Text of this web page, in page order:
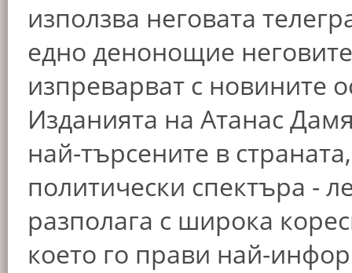
използва неговата
едно денонощие
изпреварват с новините
Изданията на Атанас
най-търсените в
политически спектъра -
разполага с широка
което го прави най-